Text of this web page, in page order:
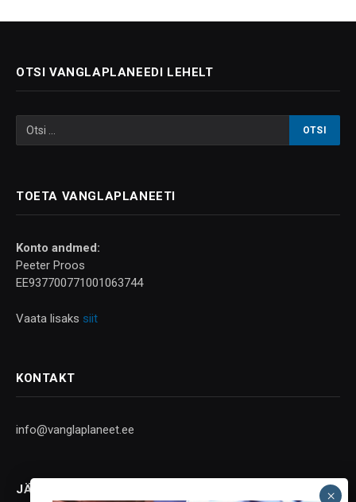
OTSI VANGLAPLANEEDI LEHELT
TOETA VANGLAPLANEETI
Konto andmed:
Peeter Proos
EE937700771001063744
Vaata lisaks siit
KONTAKT
info@vanglaplaneet.ee
JÄLGI SOTSIAALMEEDIAS